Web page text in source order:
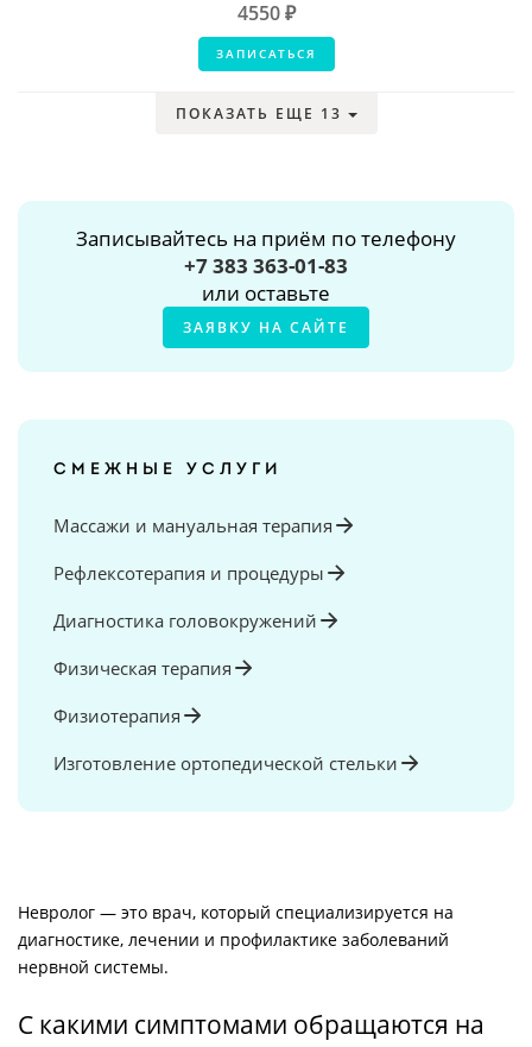
4550 ₽
ЗАПИСАТЬСЯ
ПОКАЗАТЬ ЕЩЕ 13
Записывайтесь на приём по телефону
+7 383 363-01-83
или оставьте
ЗАЯВКУ НА САЙТЕ
СМЕЖНЫЕ УСЛУГИ
Массажи и мануальная терапия
Рефлексотерапия и процедуры
Диагностика головокружений
Физическая терапия
Физиотерапия
Изготовление ортопедической стельки
Невролог — это врач, который специализируется на
диагностике, лечении и профилактике заболеваний
нервной системы.
С какими симптомами обращаются на